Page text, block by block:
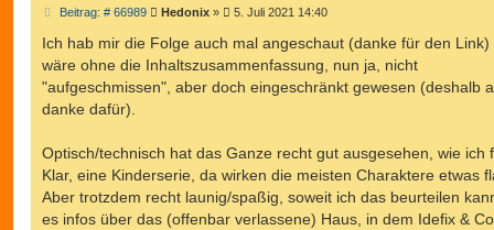
Beitrag: # 66989B
r
a
g
Hedonix» 5. Juli 2021 14:40
Ich hab mir die Folge auch mal angeschaut (danke für den Link)
wäre ohne die Inhaltszusammenfassung, nun ja, nicht
"aufgeschmissen", aber doch eingeschränkt gewesen (deshalb
danke dafür).
Optisch/technisch hat das Ganze recht gut ausgesehen, wie ich
Klar, eine Kinderserie, da wirken die meisten Charaktere etwas
Aber trotzdem recht launig/spaßig, soweit ich das beurteilen
es infos über das (offenbar verlassene) Haus, in dem Idefix & Co